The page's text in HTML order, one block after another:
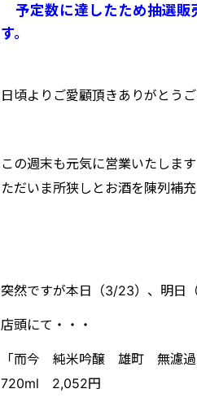
予定数に達したため抽選販
す。
日頃よりご愛顧頂きありがとうご
この週末も元気に営業いたしま
ただいま所狭しとお酒を陳列補
突然ですが本日（3/23）、明日
店頭にて・・・
「而今 純米吟醸 雄町 無濾過
720ml 2,052円